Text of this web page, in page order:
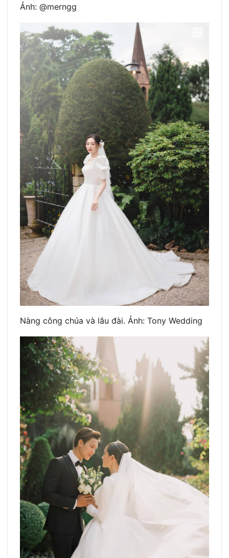
Ảnh: @merngg
Nàng công chúa và lâu đài. Ảnh: Tony Wedding